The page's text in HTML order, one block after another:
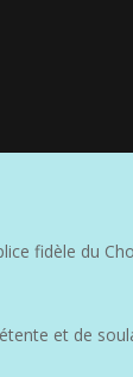
fidèle du
et de